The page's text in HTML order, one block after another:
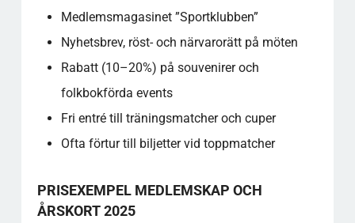
Medlemsmagasinet ”Sportklubben”
Nyhetsbrev, röst- och närvarorätt på möten
Rabatt (10–20%) på souvenirer och
folkbokförda events
Fri entré till träningsmatcher och cuper
Ofta förtur till biljetter vid toppmatcher
PRISEXEMPEL MEDLEMSKAP OCH
ÅRSKORT 2025